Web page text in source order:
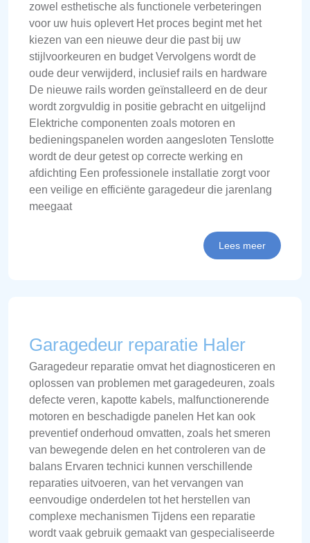
zowel esthetische als functionele verbeteringen
voor uw huis oplevert Het proces begint met het
kiezen van een nieuwe deur die past bij uw
stijlvoorkeuren en budget Vervolgens wordt de
oude deur verwijderd, inclusief rails en hardware
De nieuwe rails worden geïnstalleerd en de deur
wordt zorgvuldig in positie gebracht en uitgelijnd
Elektriche componenten zoals motoren en
bedieningspanelen worden aangesloten Tenslotte
wordt de deur getest op correcte werking en
afdichting Een professionele installatie zorgt voor
een veilige en efficiënte garagedeur die jarenlang
meegaat
Lees meer
Garagedeur reparatie Haler
Garagedeur reparatie omvat het diagnosticeren en
oplossen van problemen met garagedeuren, zoals
defecte veren, kapotte kabels, malfunctionerende
motoren en beschadigde panelen Het kan ook
preventief onderhoud omvatten, zoals het smeren
van bewegende delen en het controleren van de
balans Ervaren technici kunnen verschillende
reparaties uitvoeren, van het vervangen van
eenvoudige onderdelen tot het herstellen van
complexe mechanismen Tijdens een reparatie
wordt vaak gebruik gemaakt van gespecialiseerde